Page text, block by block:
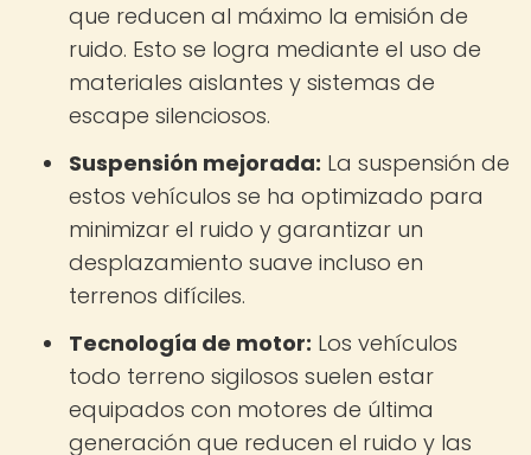
que reducen al máximo la emisión de
ruido. Esto se logra mediante el uso de
materiales aislantes y sistemas de
escape silenciosos.
Suspensión mejorada: La suspensión de
estos vehículos se ha optimizado para
minimizar el ruido y garantizar un
desplazamiento suave incluso en
terrenos difíciles.
Tecnología de motor: Los vehículos
todo terreno sigilosos suelen estar
equipados con motores de última
generación que reducen el ruido y las